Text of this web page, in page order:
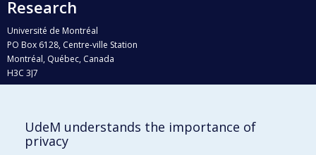
Research
Université de Montréal
PO Box 6128, Centre-ville Station
Montréal, Québec, Canada
H3C 3J7
Who does what?
UdeM understands the importance of
privacy